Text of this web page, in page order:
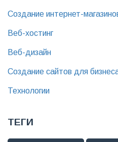
Создание интернет-
Веб-хостинг
Веб-дизайн
Создание сайтов для
Технологии
ТЕГИ